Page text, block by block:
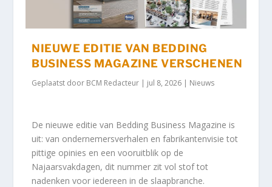
NIEUWE EDITIE VAN BEDDING
BUSINESS MAGAZINE VERSCHENEN
Geplaatst door BCM Redacteur | jul 8, 2026 | Nieuws
De nieuwe editie van Bedding Business Magazine is
uit: van ondernemersverhalen en fabrikantenvisie tot
pittige opinies en een vooruitblik op de
Najaarsvakdagen, dit nummer zit vol stof tot
nadenken voor iedereen in de slaapbranche.